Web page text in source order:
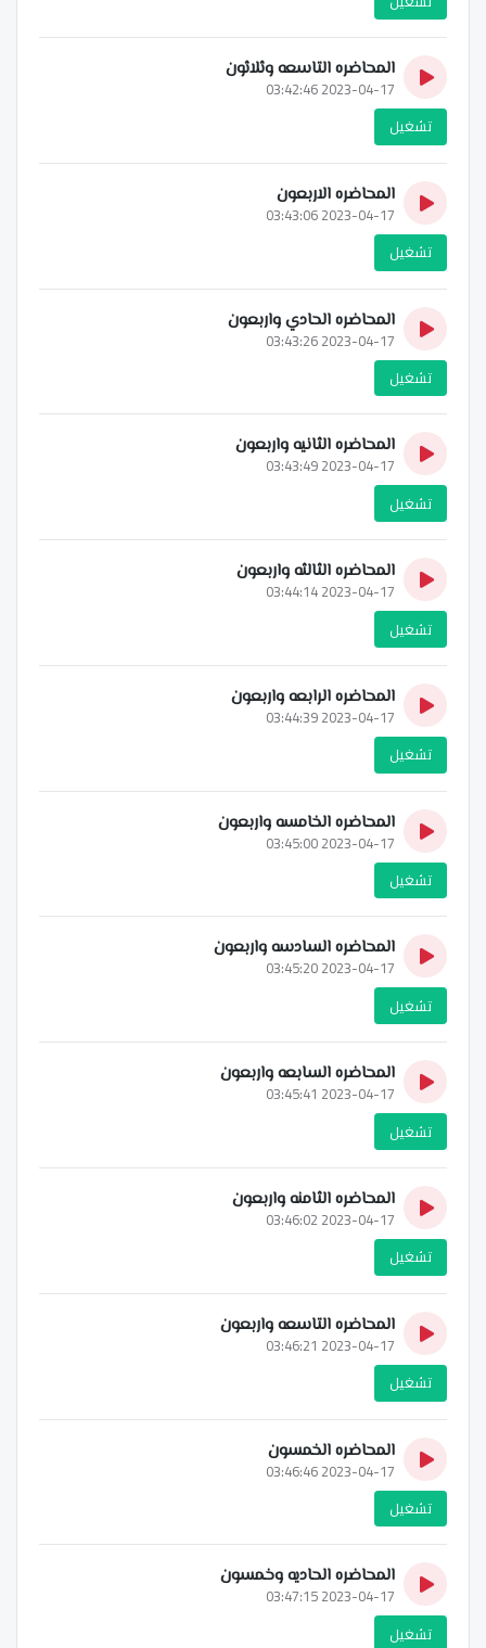
المحاضره التاسعه وثلاثون
2023-04-17 03:42:46
تشغيل
المحاضره الاربعون
2023-04-17 03:43:06
تشغيل
المحاضره الحادي واربعون
2023-04-17 03:43:26
تشغيل
المحاضره الثانيه واربعون
2023-04-17 03:43:49
تشغيل
المحاضره الثالثه واربعون
2023-04-17 03:44:14
تشغيل
المحاضره الرابعه واربعون
2023-04-17 03:44:39
تشغيل
المحاضره الخامسه واربعون
2023-04-17 03:45:00
تشغيل
المحاضره السادسه واربعون
2023-04-17 03:45:20
تشغيل
المحاضره السابعه واربعون
2023-04-17 03:45:41
تشغيل
المحاضره الثامنه واربعون
2023-04-17 03:46:02
تشغيل
المحاضره التاسعه واربعون
2023-04-17 03:46:21
تشغيل
المحاضره الخمسون
2023-04-17 03:46:46
تشغيل
المحاضره الحاديه وخمسون
2023-04-17 03:47:15
تشغيل